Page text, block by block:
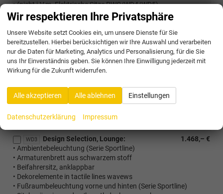
• (nicht i.V.m. Elektrische Sitze PWC/WD4/WD5)
• (nicht mHEV)
PTB
Infotainment Plus Paket:
• Navigation
• Remote Access + Infotainment online 3 Jahre
WD2 218,– €
Design Selection, Lodge:
• Ambientebeleuchtung (Serie Sportline)
• Beifahrersitz, anklappbar
• Dekorelemente in mutant cocoon
• Fußraumbeleuchtung vorne und hinten (Serie Sportline)
• Sitzbezüge in stoff/kunstleder lodge, grau
WD3 1.468,– €
Design Selection, Lounge:
• Ambientebeleuchtung (Serie Sportline)
• Armaturenbrett aus schwarzem stoff
• Beifahrersitz, anklappbar
• Dekorelemente in tactile lines wavews
• Fußraumbeleuchtung vorne und hinten (Serie Sportline)
Wir respektieren Ihre Privatsphäre
Unsere Website setzt Cookies ein, um unsere Dienste für Sie
bereitzustellen. Hierbei berücksichtigen wir Ihre Auswahl und verarbeiten
nur die Daten für Marketing, Analytics und Personalisierung, für die Sie
uns Ihr Einverständnis geben. Sie können Ihre Einwilligung jederzeit mit
Wirkung für die Zukunft widerrufen.
Alle akzeptieren Alle ablehnen Einstellungen
Datenschutzerklärung Impressum